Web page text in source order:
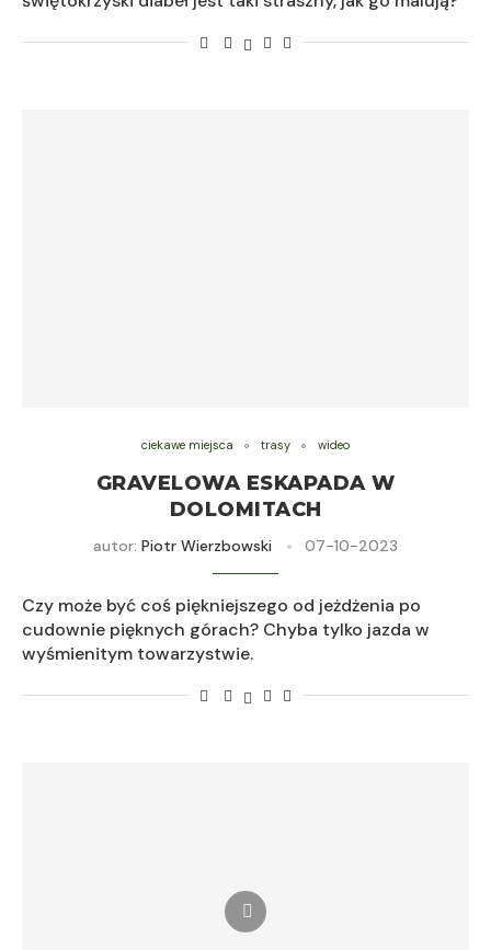
ciekawe miejsca trasy wideo
GRAVELOWA ESKAPADA W
DOLOMITACH
autor: Piotr Wierzbowski 07-10-2023
Czy może być coś piękniejszego od jeżdżenia po
cudownie pięknych górach? Chyba tylko jazda w
wyśmienitym towarzystwie.